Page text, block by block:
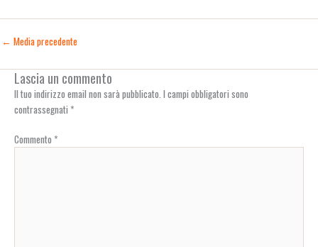
← Media precedente
Lascia un commento
Il tuo indirizzo email non sarà pubblicato. I campi obbligatori sono
contrassegnati *
Commento *